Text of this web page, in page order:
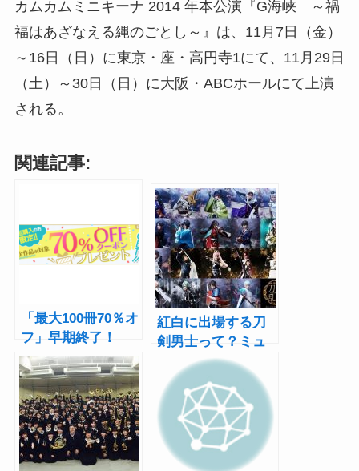
カムカムミニキーナ 2014 年本公演『G海峡 ～禍
福はあざなえる縄のごとし～』は、11月7日（金）
～16日（日）に東京・座・高円寺1にて、11月29日
（土）～30日（日）に大阪・ABCホールにて上演
される。
関連記事:
「最大100冊70％オ
フ」早期終了！
DMMブックスで読
める舞台の原作漫
画を集めてみた
紅白に出場する刀
剣男士って？ミュ
ージカル『刀剣乱
舞』についてまと
めてみた